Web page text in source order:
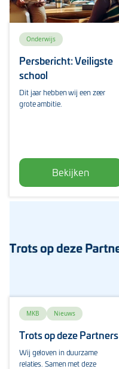
Onderwijs
Persbericht: Veiligste
school
Dit jaar hebben wij een zeer
grote ambitie.
Bekijken
MKB Nieuws
Trots op deze Partners
Wij geloven in duurzame
relaties. Samen met deze